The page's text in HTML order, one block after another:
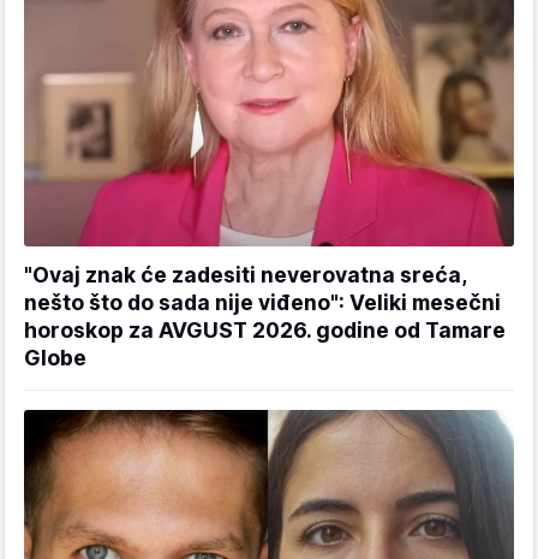
"Ovaj znak će zadesiti neverovatna sreća,
nešto što do sada nije viđeno": Veliki mesečni
horoskop za AVGUST 2026. godine od Tamare
Globe